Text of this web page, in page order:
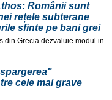
Românii sunt
rețele subterane
sfinte pe bani grei
din Grecia dezvaluie modul in
cele mai grave